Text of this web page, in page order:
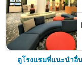
ดูโรงแรมที่แนะนำอื่